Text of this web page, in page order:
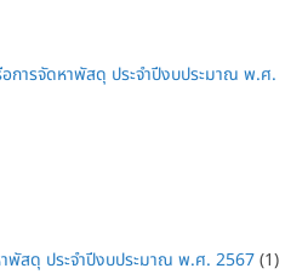
การจัดหาพัสดุ ประจำปีงบประมาณ พ.ศ.
พัสดุ ประจำปีงบประมาณ พ.ศ. 2567(1)